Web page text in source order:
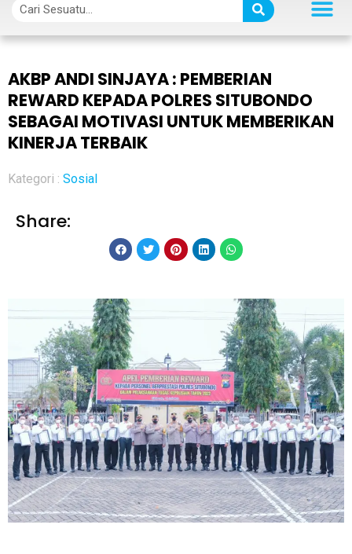
AKBP ANDI SINJAYA : PEMBERIAN
REWARD KEPADA POLRES SITUBONDO
SEBAGAI MOTIVASI UNTUK MEMBERIKAN
KINERJA TERBAIK
Kategori : Sosial
Share: